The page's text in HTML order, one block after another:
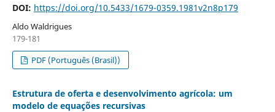
DOI: https://doi.org/10.5433/1679-0359.1981v2n8p179
Aldo Waldrigues
179-181
PDF (Português (Brasil))
Estrutura de oferta e desenvolvimento agrícola: um
modelo de equações recursivas